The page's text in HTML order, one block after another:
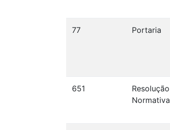
77 Portaria
651
Resolução
Normativa